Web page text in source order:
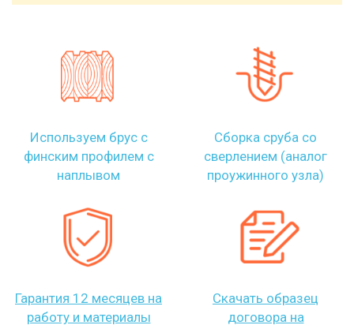
Используем брус с
финским профилем с
наплывом
Сборка сруба со
сверлением (аналог
проужинного узла)
Гарантия 12 месяцев на
работу и материалы
Скачать образец
договора на